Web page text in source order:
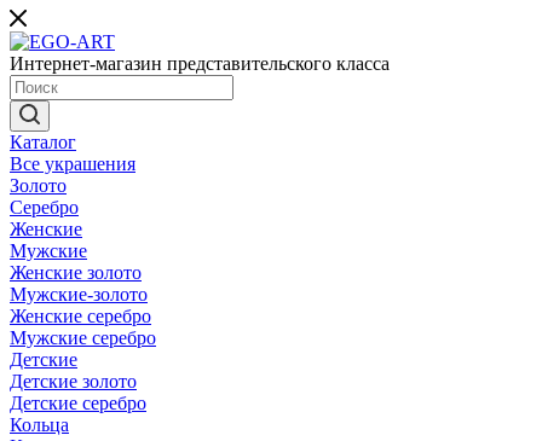
Интернет-магазин представительского класса
Каталог
Все украшения
Золото
Серебро
Женские
Мужские
Женские золото
Мужские-золото
Женские серебро
Мужские серебро
Детские
Детские золото
Детские серебро
Кольца